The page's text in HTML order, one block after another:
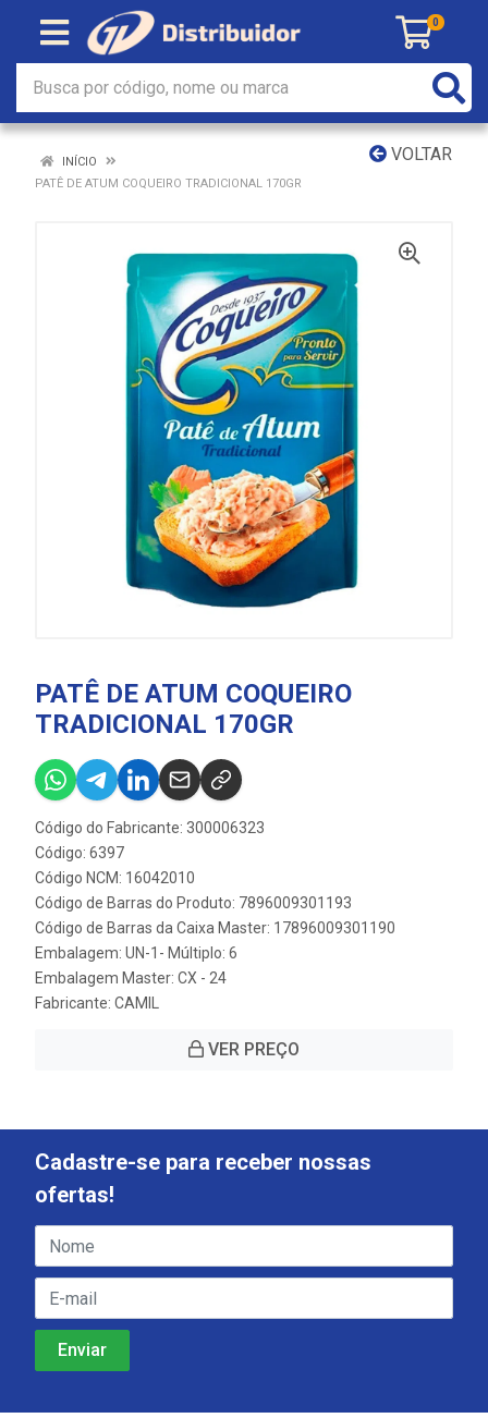
0
VOLTAR
INÍCIO
PATÊ DE ATUM COQUEIRO TRADICIONAL 170GR
PATÊ DE ATUM COQUEIRO
TRADICIONAL 170GR
Código do Fabricante: 300006323
Código: 6397
Código NCM: 16042010
Código de Barras do Produto: 7896009301193
Código de Barras da Caixa Master: 17896009301190
Embalagem: UN-1- Múltiplo: 6
Embalagem Master: CX - 24
Fabricante: CAMIL
VER PREÇO
Cadastre-se para receber nossas
ofertas!